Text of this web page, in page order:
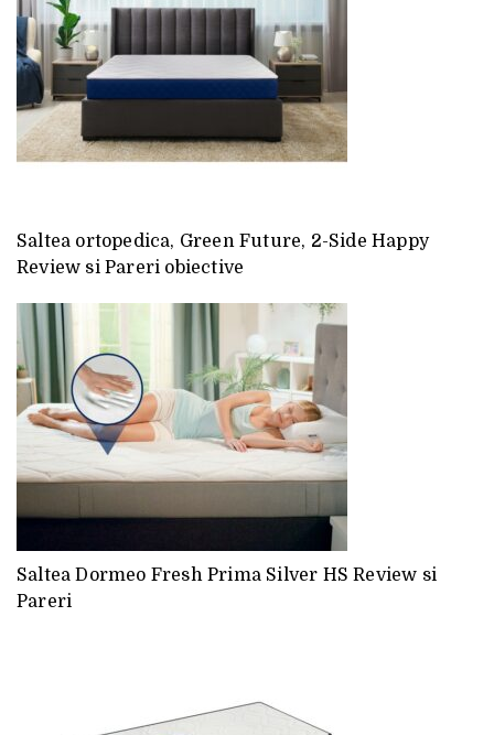
Saltea ortopedica, Green Future, 2-Side Happy
Review si Pareri obiective
Saltea Dormeo Fresh Prima Silver HS Review si
Pareri